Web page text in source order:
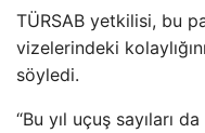
TÜRSAB yetkilisi, bu
vizelerindeki
söyledi.
“Bu yıl uçuş sayıları